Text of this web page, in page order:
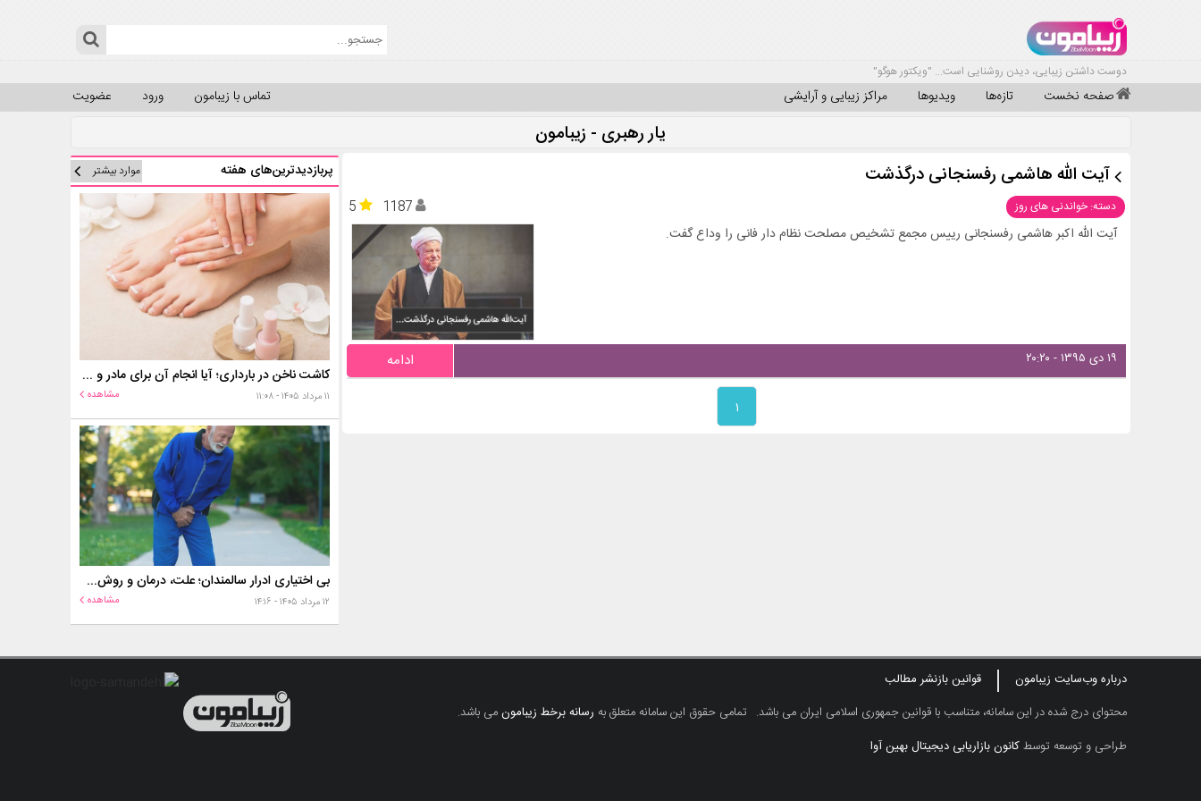
دوست داشتن زیبایی، دیدن روشنایی است... "ویکتور هوگو"
صفحه نخست تازه‌ها ویدیوها مراکز زیبایی و آرایشی عضویت ورود تماس با زیبامون
یار رهبری - زیبامون
آیت الله هاشمی رفسنجانی درگذشت
دسته: خواندنی های روز 5
1187
آیت الله اکبر هاشمی رفسنجانی رییس مجمع تشخیص مصلحت نظام دار فانی را وداع گفت.
۱۹ دی ۱۳۹۵ - ۲۰:۲۰ ادامه
۱
پربازدیدترین‌های هفته موارد بیشتر
کاشت ناخن در بارداری؛ آیا انجام آن برای مادر و جنین خطر دارد؟
۱۱ مرداد ۱۴۰۵ - ۱۱:۰۸ مشاهده
بی اختیاری ادرار سالمندان؛ علت، درمان و روش‌های کنترل در منزل
۱۲ مرداد ۱۴۰۵ - ۱۴:۱۶ مشاهده
درباره وب‌سایت زیبامون
قوانین بازنشر مطالب
محتوای درج شده در این سامانه، متناسب با قوانین جمهوری اسلامی ایران می باشد. تمامی حقوق این سامانه متعلق به رسانه برخط زیبامونمی باشد.
طراحی و توسعه توسطکانون بازاریابی دیجیتال بهین آوا